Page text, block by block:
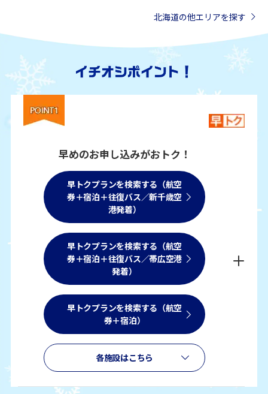
北海道の他エリアを探す
早めのお申し込みがおトク！
早トクプランを検索する（航空
券＋宿泊＋往復バス／新千歳空
港発着）
早トクプランを検索する（航空
券＋宿泊＋往復バス／帯広空港
発着）
早トクプランを検索する（航空
券＋宿泊）
各施設はこちら